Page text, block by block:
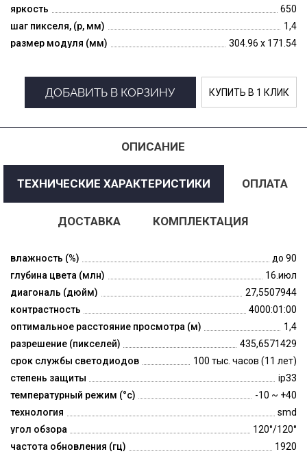
яркость
650
шаг пикселя, (p, мм)
1,4
размер модуля (мм)
304.96 x 171.54
ДОБАВИТЬ В КОРЗИНУ КУПИТЬ В 1 КЛИК
ОПИСАНИЕ
ТЕХНИЧЕСКИЕ ХАРАКТЕРИСТИКИ ОПЛАТА
ДОСТАВКА КОМПЛЕКТАЦИЯ
влажность (%)
до 90
глубина цвета (млн)
16.июл
диагональ (дюйм)
27,5507944
контрастность
4000:01:00
оптимальное расстояние просмотра (м)
1,4
разрешение (пикселей)
435,6571429
срок службы светодиодов
100 тыс. часов (11 лет)
степень защиты
ip33
температурный режим (°c)
-10 ~ +40
технология
smd
угол обзора
120°/120°
частота обновления (гц)
1920